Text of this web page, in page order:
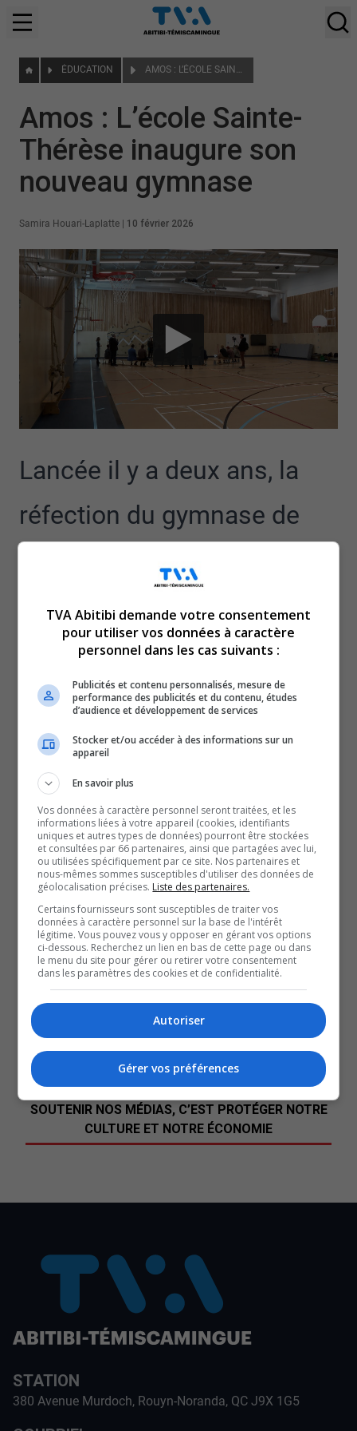
ÉDUCATION AMOS : L’ÉCOLE SAINTE-THÉRÈSE INAUGURE SON NOUVEAU GYMNASE
Amos : L’école Sainte-
Thérèse inaugure son
nouveau gymnase
Samira Houari-Laplatte 10 février 2026
Lancée il y a deux ans, la
réfection du gymnase de
l’école primaire Sainte-
Thérèse à Amos est
aujourd’hui une réalité.
Le coût des travaux de réfection s’élève à 3,8 millions de
dollars et comprend les travaux du gymnase, des
planchers du troisième étage de l’école, explique le
directeur, Danny Pomerleau.
Depuis cet automne, les élèves et les intervenants de la
communauté profitent de ces nouveaux équipements,
c’est le cas, de l’enseignante en éducation physique,
Nicole Roy.
Ces nouveaux aménagements sont une première étape
dans la rénovation de l’école Sainte-Thérèse.
D’autres travaux sont d’ores et déjà prévus, mentionne la
coordonnatrice au service des ressources matérielles du
CSS Harricana, Véronique Defoy.
QUESTION DU JOUR
Commentaires
SOUTENIR NOS MÉDIAS, C’EST PROTÉGER NOTRE
CULTURE ET NOTRE ÉCONOMIE
STATION
380 Avenue Murdoch, Rouyn-Noranda, QC J9X 1G5
TVA Abitibi demande votre consentement
pour utiliser vos données à caractère
personnel dans les cas suivants :
Publicités et contenu personnalisés, mesure de
performance des publicités et du contenu, études
d’audience et développement de services
Stocker et/ou accéder à des informations sur un
appareil
En savoir plus
Vos données à caractère personnel seront traitées, et les
informations liées à votre appareil (cookies, identifiants
uniques et autres types de données) pourront être stockées
et consultées par 66 partenaires, ainsi que partagées avec lui,
ou utilisées spécifiquement par ce site. Nos partenaires et
nous-mêmes sommes susceptibles d'utiliser des données de
géolocalisation précises. Liste des partenaires.
Certains fournisseurs sont susceptibles de traiter vos
données à caractère personnel sur la base de l'intérêt
légitime. Vous pouvez vous y opposer en gérant vos options
ci-dessous. Recherchez un lien en bas de cette page ou dans
le menu du site pour gérer ou retirer votre consentement
dans les paramètres des cookies et de confidentialité.
Autoriser
Gérer vos préférences